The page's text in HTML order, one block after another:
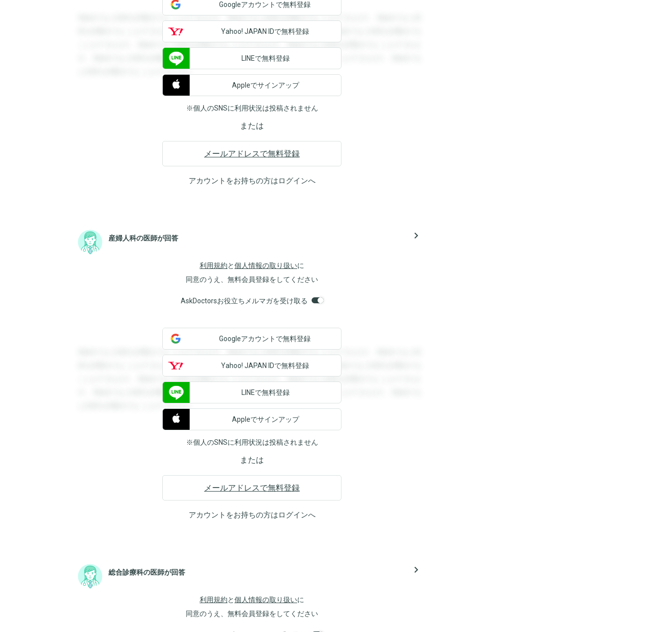
登録すると回答を閲覧することができます。登録すると回答を閲覧することができます。登録すると回
答を閲覧することができます。登録すると回答を閲覧することができます。登録すると回答を閲覧する
ことができます。登録すると回答を閲覧することができます。登録すると回答を閲覧することができま
す。登録すると回答を閲覧することができます。登録すると回答を閲覧することができます。登録する
と回答を閲覧することができます。
Googleアカウントで無料登録
Yahoo! JAPAN IDで無料登録
LINEで無料登録
Appleでサインアップ
※個人のSNSに利用状況は投稿されません
または
メールアドレスで無料登録
アカウントをお持ちの方はログインへ
産婦人科の医師が回答 navigate_next
利用規約と個人情報の取り扱いに
同意のうえ、無料会員登録をしてください
AskDoctorsお役立ちメルマガを受け取る
登録すると回答を閲覧することができます。登録すると回答を閲覧することができます。登録すると回
答を閲覧することができます。登録すると回答を閲覧することができます。登録すると回答を閲覧する
ことができます。登録すると回答を閲覧することができます。登録すると回答を閲覧することができま
す。登録すると回答を閲覧することができます。登録すると回答を閲覧することができます。登録する
と回答を閲覧することができます。
Googleアカウントで無料登録
Yahoo! JAPAN IDで無料登録
LINEで無料登録
Appleでサインアップ
※個人のSNSに利用状況は投稿されません
または
メールアドレスで無料登録
アカウントをお持ちの方はログインへ
総合診療科の医師が回答 navigate_next
利用規約と個人情報の取り扱いに
同意のうえ、無料会員登録をしてください